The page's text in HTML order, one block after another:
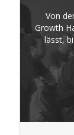
Von
Growth
lässt,